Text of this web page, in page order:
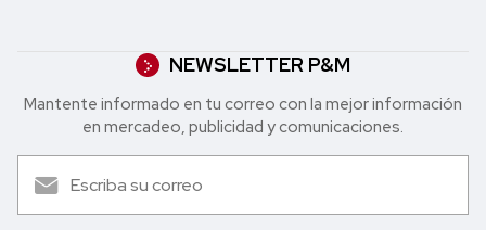
NEWSLETTER P&M
Mantente informado en tu correo con la mejor in formación
en mercadeo, publicidad y comunicaciones.